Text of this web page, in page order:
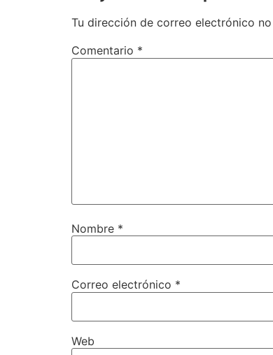
Tu dirección de correo electrónico
Comentario *
Nombre *
Correo electrónico *
Web